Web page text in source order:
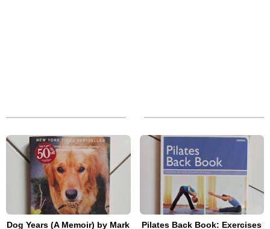
Dog Years (A Memoir) by Mark
Pilates Back Book: Exercises